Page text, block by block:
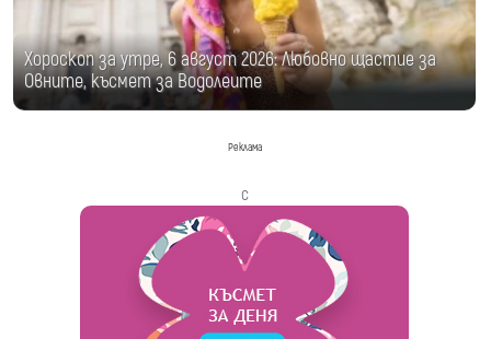
Хороскоп за утре, 6 август 2026: Любовно щастие за
Овните, късмет за Водолеите
Реклама
с